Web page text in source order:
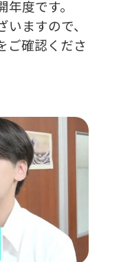
度です。
ますので、
ご確認くださ